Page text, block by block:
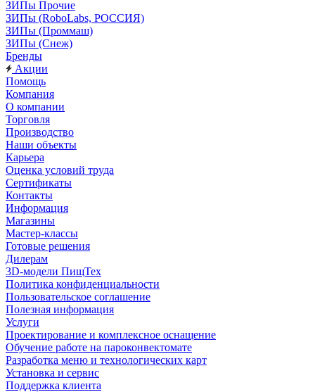
ЗИПы Прочие
ЗИПы (RoboLabs, РОССИЯ)
ЗИПы (Проммаш)
ЗИПы (Снеж)
Бренды
Акции
Помощь
Компания
О компании
Торговля
Производство
Наши объекты
Карьера
Оценка условий труда
Сертификаты
Контакты
Информация
Магазины
Мастер-классы
Готовые решения
Дилерам
3D-модели ПищТех
Политика конфиденциальности
Пользовательское соглашение
Полезная информация
Услуги
Проектирование и комплексное оснащение
Обучение работе на пароконвектомате
Разработка меню и технологических карт
Установка и сервис
Поддержка клиента